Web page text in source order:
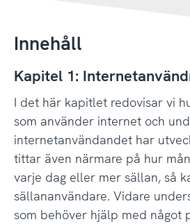
Innehåll
Kapitel 1:
I det här kapitlet redovisar vi
som använder internet och
internetanvändandet har
tittar även närmare på hur
varje dag eller mer sällan, så
sällananvändare. Vidare
som behöver hjälp med något